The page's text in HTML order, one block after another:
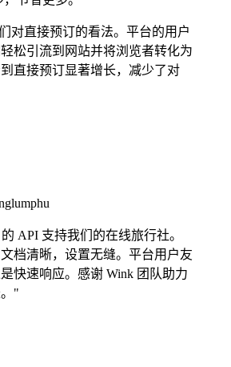
对直接预订的看法。平台的用户
松引流到网站并将浏览者转化为
直接预订显著增长，减少了对
API 支持我们的在线旅行社。
档清晰，设置无缝。平台用户友
快速响应。感谢 Wink 团队助力
"